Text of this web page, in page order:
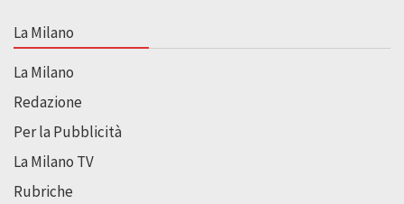
La Milano
La Milano
Redazione
Per la Pubblicità
La Milano TV
Rubriche